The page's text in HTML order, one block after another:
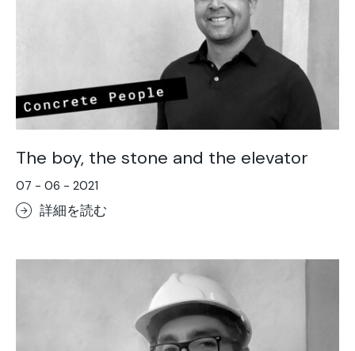
The boy, the stone and the elevator
07 - 06 - 2021
詳細を読む